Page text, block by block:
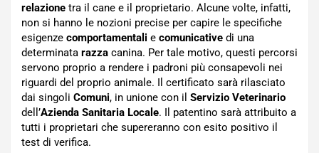
relazione tra il cane e il proprietario. Alcune volte, infatti,
non si hanno le nozioni precise per capire le specifiche
esigenze comportamentali e comunicative di una
determinata razza canina. Per tale motivo, questi percorsi
servono proprio a rendere i padroni più consapevoli nei
riguardi del proprio animale. Il certificato sarà rilasciato
dai singoli Comuni, in unione con il Servizio Veterinario
dell’Azienda Sanitaria Locale. Il patentino sarà attribuito a
tutti i proprietari che supereranno con esito positivo il
test di verifica.